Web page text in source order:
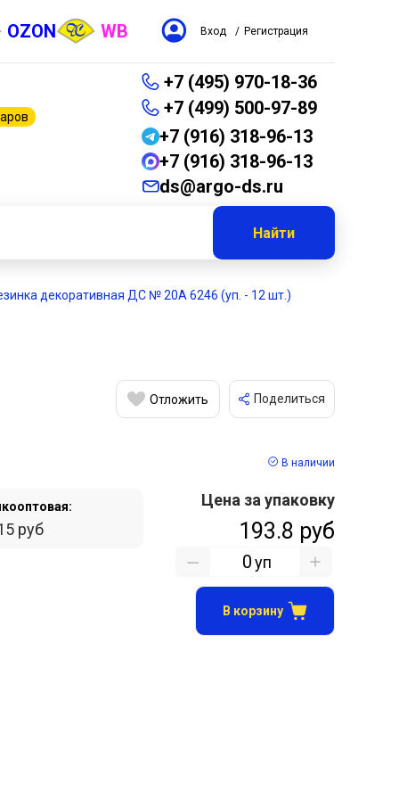
OZON WB Вход / Регистрация
+7 (495) 970-18-36
+7 (499) 500-97-89
+7 (916) 318-96-13
+7 (916) 318-96-13
ds@argo-ds.ru
Найти
декоративная ДС № 20А 6246 (уп. - 12 шт.)
Отложить Поделиться
В наличии
руб
Цена за упаковку
193.8 руб
уп
В корзину